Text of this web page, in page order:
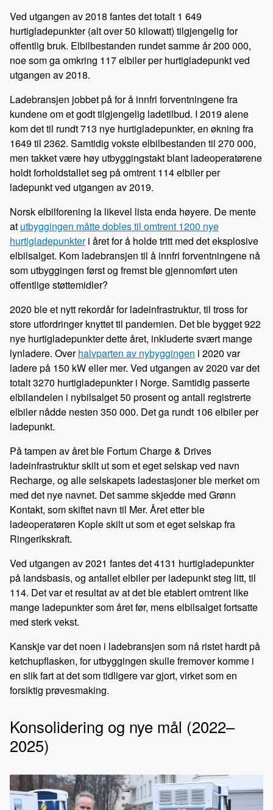
Ved utgangen av 2018 fantes det totalt 1 649
hurtigladepunkter (alt over 50 kilowatt) tilgjengelig for
offentlig bruk. Elbilbestanden rundet samme år 200 000,
noe som ga omkring 117 elbiler per hurtigladepunkt ved
utgangen av 2018.
Ladebransjen jobbet på for å innfri forventningene fra
kundene om et godt tilgjengelig ladetilbud. I 2019 alene
kom det til rundt 713 nye hurtigladepunkter, en økning fra
1649 til 2362. Samtidig vokste elbilbestanden til 270 000,
men takket være høy utbyggingstakt blant ladeoperatørene
holdt forholdstallet seg på omtrent 114 elbiler per
ladepunkt ved utgangen av 2019.
Norsk elbilforening la likevel lista enda høyere. De mente
at utbyggingen måtte dobles til omtrent 1200 nye
hurtigladepunkteri året for å holde tritt med det eksplosive
elbilsalget. Kom ladebransjen til å innfri forventningene nå
som utbyggingen først og fremst ble gjennomført uten
offentlige støttemidler?
2020 ble et nytt rekordår for ladeinfrastruktur, til tross for
store utfordringer knyttet til pandemien. Det ble bygget 922
nye hurtigladepunkter dette året, inkluderte svært mange
lynladere. Overhalvparten av nybyggingen i 2020 var
ladere på 150 kW eller mer. Ved utgangen av 2020 var det
totalt 3270 hurtigladepunkter i Norge. Samtidig passerte
elbilandelen i nybilsalget 50 prosent og antall registrerte
elbiler nådde nesten 350 000. Det ga rundt 106 elbiler per
ladepunkt.
På tampen av året ble Fortum Charge & Drives
ladeinfrastruktur skilt ut som et eget selskap ved navn
Recharge, og alle selskapets ladestasjoner ble merket om
med det nye navnet. Det samme skjedde med Grønn
Kontakt, som skiftet navn til Mer. Året etter ble
ladeoperatøren Kople skilt ut som et eget selskap fra
Ringerikskraft.
Ved utgangen av 2021 fantes det 4131 hurtigladepunkter
på landsbasis, og antallet elbiler per ladepunkt steg litt, til
114. Det var et resultat av at det ble etablert omtrent like
mange ladepunkter som året før, mens elbilsalget fortsatte
med sterk vekst.
Kanskje var det noen i ladebransjen som nå ristet hardt på
ketchupflasken, for utbyggingen skulle fremover komme i
en slik fart at det som tidligere var gjort, virket som en
forsiktig prøvesmaking.
Konsolidering og nye mål (2022–
2025)